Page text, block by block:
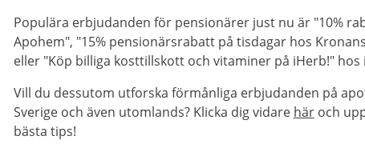
Populära erbjudanden för pensionärer just nu är "10%
Apohem", "15% pensionärsrabatt på tisdagar hos
eller "Köp billiga kosttillskott och vitaminer på iHerb!" hos
Vill du dessutom utforska förmånliga erbjudanden på
Sverige och även utomlands? Klicka dig vidare häroch
bästa tips!